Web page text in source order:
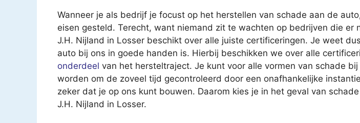
Wanneer je als bedrijf je focust op het herstellen van schade aan de
eisen gesteld. Terecht, want niemand zit te wachten op bedrijven die er
J.H. Nijland in Losser beschikt over alle juiste certificeringen. Je weet
auto bij ons in goede handen is. Hierbij beschikken we over alle
onderdeel van het hersteltraject. Je kunt voor alle vormen van schade
worden om de zoveel tijd gecontroleerd door een onafhankelijke
zeker dat je op ons kunt bouwen. Daarom kies je in het geval van
J.H. Nijland in Losser.